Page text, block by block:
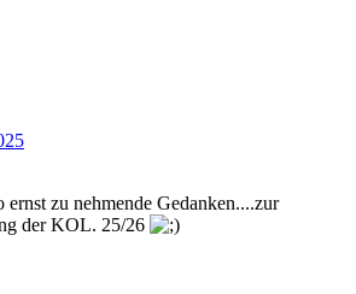
ernst zu nehmende Gedanken....zur
der KOL. 25/26